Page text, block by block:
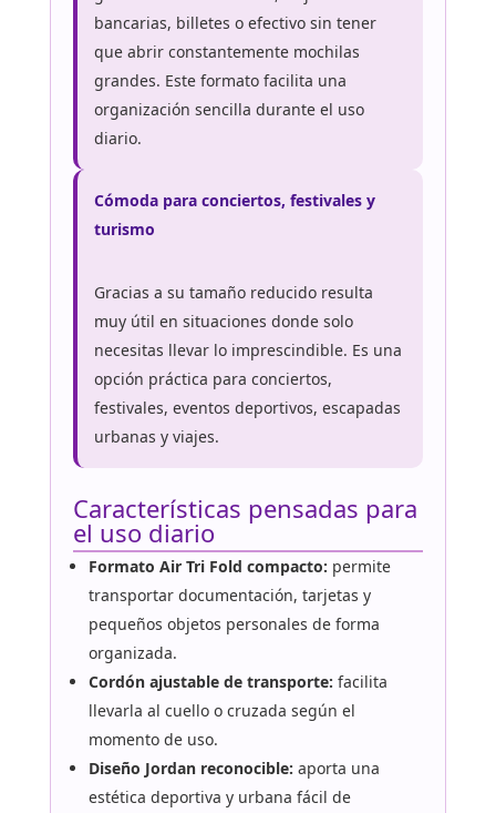
bancarias, billetes o efectivo sin tener
que abrir constantemente mochilas
grandes. Este formato facilita una
organización sencilla durante el uso
diario.
Cómoda para conciertos, festivales y
turismo
Gracias a su tamaño reducido resulta
muy útil en situaciones donde solo
necesitas llevar lo imprescindible. Es una
opción práctica para conciertos,
festivales, eventos deportivos, escapadas
urbanas y viajes.
Características pensadas para
el uso diario
Formato Air Tri Fold compacto: permite
transportar documentación, tarjetas y
pequeños objetos personales de forma
organizada.
Cordón ajustable de transporte: facilita
llevarla al cuello o cruzada según el
momento de uso.
Diseño Jordan reconocible: aporta una
estética deportiva y urbana fácil de